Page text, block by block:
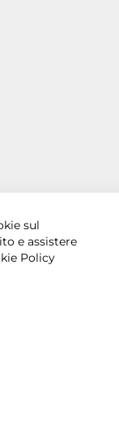
- P.I. 07016001211,